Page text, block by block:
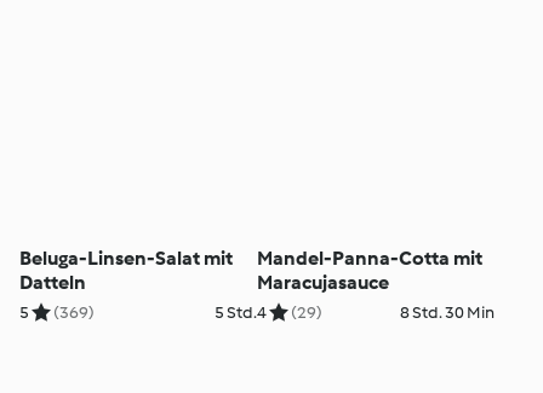
Beluga-Linsen-Salat mit
Datteln
5 (369) 5 Std.
Mandel-Panna-Cotta mit
Maracujasauce
4 (29) 8 Std. 30 Min